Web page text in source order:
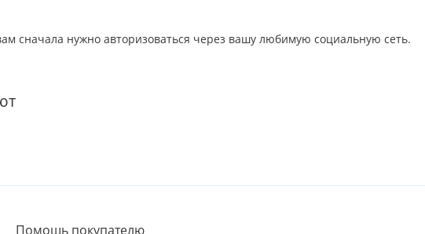
сначала нужно авторизоваться через вашу любимую социальную сеть.
Помощь покупателю